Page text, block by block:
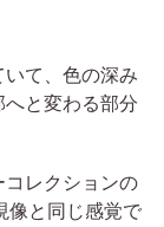
て、色の深み
と変わる部分
レクションの
像と同じ感覚で